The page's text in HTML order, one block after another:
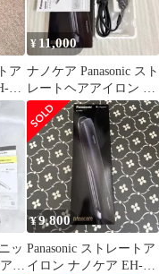
ア
¥ 11,000
ナノケア Panasonic スト
レートヘアアイロン ス
トレートアイロン
ッ
イ
¥9,800
Panasonic ストレートア
イロン ナノケア EH-